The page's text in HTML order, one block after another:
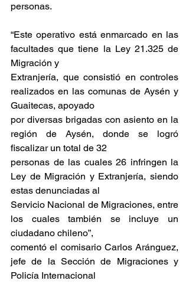
personas.
“Este operativo está enmarcado en las
facultades que tiene la Ley 21.325 de
Migración y
Extranjería, que consistió en controles
realizados en las comunas de Aysén y
Guaitecas, apoyado
por diversas brigadas con asiento en la
región de Aysén, donde se logró
fiscalizar un total de 32
personas de las cuales 26 infringen la
Ley de Migración y Extranjería, siendo
estas denunciadas al
Servicio Nacional de Migraciones, entre
los cuales también se incluye un
ciudadano chileno”,
comentó el comisario Carlos Aránguez,
jefe de la Sección de Migraciones y
Policía Internacional